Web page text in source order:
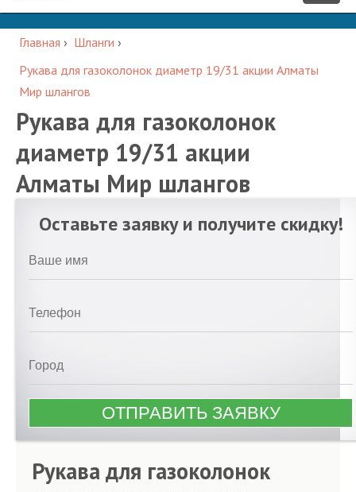
Главная › Шланги ›
Рукава для газоколонок диаметр 19/31 акции Алматы
Мир шлангов
Рукава для газоколонок
диаметр 19/31 акции
Алматы Мир шлангов
Оставьте заявку и получите скидку!
Рукава для газоколонок